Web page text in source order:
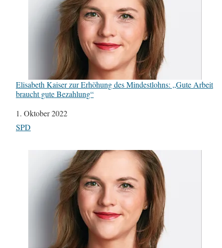
Elisabeth Kaiser zur Erhöhung des Mindestlohns: „Gute Arbeit
braucht gute Bezahlung“
Datum
1. Oktober 2022
In Bezug auf
SPD